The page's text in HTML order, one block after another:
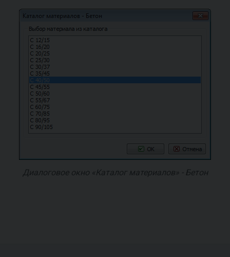
Диалоговое окно «Каталог материалов» - Бетон